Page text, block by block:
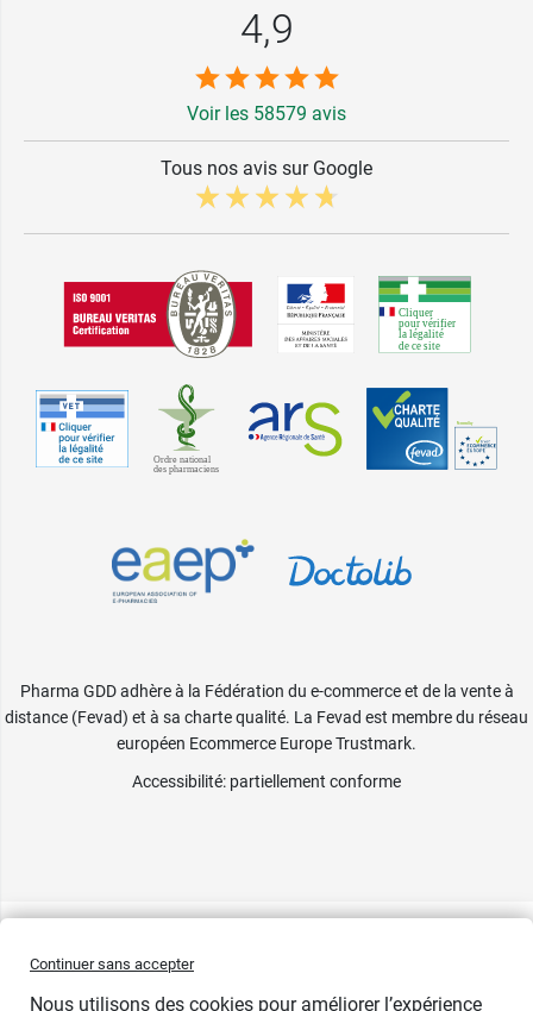
4,9
Voir les 58579 avis
Tous nos avis sur Google
Pharma GDD adhère à la Fédération du e-commerce et de la vente à
distance (Fevad) et à sa charte qualité. La Fevad est membre du réseau
européen Ecommerce Europe Trustmark.
Accessibilité: partiellement conforme
Continuer sans accepter
Nous utilisons des cookies pour améliorer l’expérience